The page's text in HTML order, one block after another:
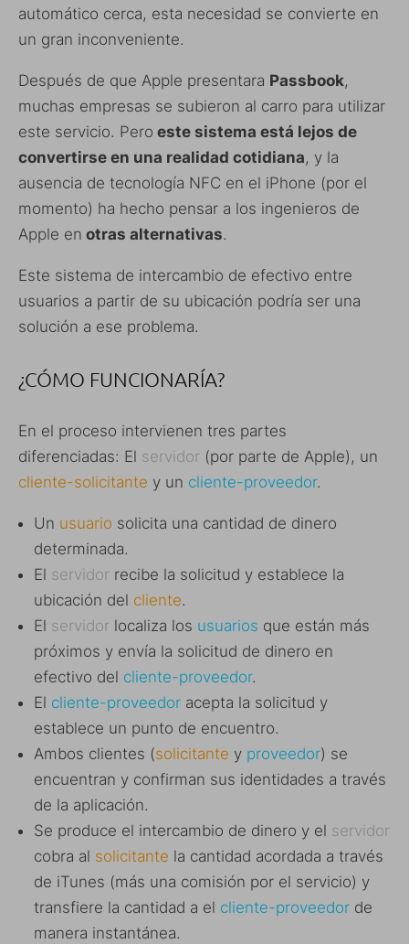
automático cerca, esta necesidad se convierte en
un gran inconveniente.
Después de que Apple presentara Passbook,
muchas empresas se subieron al carro para utilizar
este servicio. Pero este sistema está lejos de
convertirse en una realidad cotidiana, y la
ausencia de tecnología NFC en el iPhone (por el
momento) ha hecho pensar a los ingenieros de
Apple en otras alternativas.
Este sistema de intercambio de efectivo entre
usuarios a partir de su ubicación podría ser una
solución a ese problema.
¿CÓMO FUNCIONARÍA?
En el proceso intervienen tres partes
diferenciadas: El servidor (por parte de Apple), un
cliente-solicitante y un cliente-proveedor.
Un usuario solicita una cantidad de dinero
determinada.
El servidor recibe la solicitud y establece la
ubicación del cliente.
El servidor localiza los usuarios que están más
próximos y envía la solicitud de dinero en
efectivo del cliente-proveedor.
El cliente-proveedor acepta la solicitud y
establece un punto de encuentro.
Ambos clientes (solicitante y proveedor) se
encuentran y confirman sus identidades a través
de la aplicación.
Se produce el intercambio de dinero y el servidor
cobra al solicitante la cantidad acordada a través
de iTunes (más una comisión por el servicio) y
transfiere la cantidad a el cliente-proveedor de
manera instantánea.